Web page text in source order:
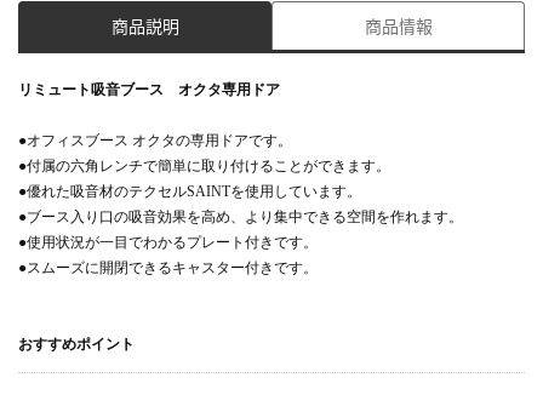
商品説明 商品情報
リミュート吸音ブース オクタ専用ドア
●オフィスブース オクタの専用ドアです。
●付属の六角レンチで簡単に取り付けることができます。
●優れた吸音材のテクセルSAINTを使用しています。
●ブース入り口の吸音効果を高め、より集中できる空間を作れます。
●使用状況が一目でわかるプレート付きです。
●スムーズに開閉できるキャスター付きです。
おすすめポイント